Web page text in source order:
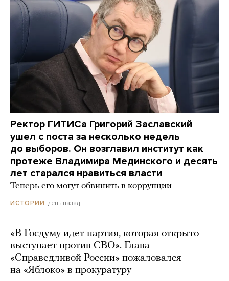
Ректор ГИТИСа Григорий Заславский
ушел с поста за несколько недель
до выборов. Он возглавил институт как
протеже Владимира Мединского и десять
лет старался нравиться власти
Теперь его могут обвинить в коррупции
ИСТОРИИ день назад
«В Госдуму идет партия, которая открыто
выступает против СВО». Глава
«Справедливой России» пожаловался
на «Яблоко» в прокуратуру